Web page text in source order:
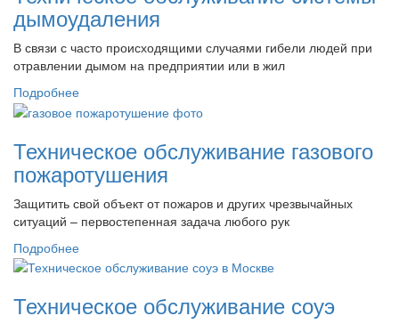
дымоудаления
В связи с часто происходящими случаями гибели людей при
отравлении дымом на предприятии или в жил
Подробнее
Техническое обслуживание газового
пожаротушения
Защитить свой объект от пожаров и других чрезвычайных
ситуаций – первостепенная задача любого рук
Подробнее
Техническое обслуживание соуэ